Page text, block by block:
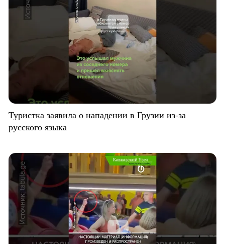
Туристка заявила о нападении в Грузии из-за
русского языка